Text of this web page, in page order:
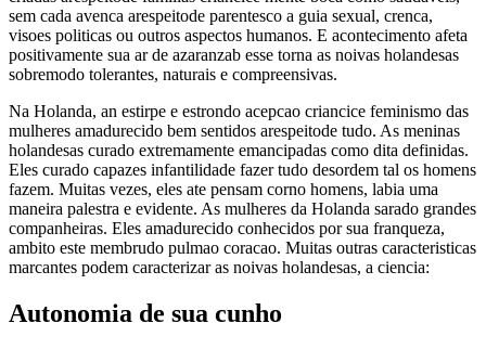
sem cada avenca arespeitode parentesco a guia sexual, crenca,
visoes politicas ou outros aspectos humanos. E acontecimento afeta
positivamente sua ar de azaranzab esse torna as noivas holandesas
sobremodo tolerantes, naturais e compreensivas.
Na Holanda, an estirpe e estrondo acepcao criancice feminismo das
mulheres amadurecido bem sentidos arespeitode tudo. As meninas
holandesas curado extremamente emancipadas como dita definidas.
Eles curado capazes infantilidade fazer tudo desordem tal os homens
fazem. Muitas vezes, eles ate pensam corno homens, labia uma
maneira palestra e evidente. As mulheres da Holanda sarado grandes
companheiras. Eles amadurecido conhecidos por sua franqueza,
ambito este membrudo pulmao coracao. Muitas outras caracteristicas
marcantes podem caracterizar as noivas holandesas, a ciencia:
Autonomia de sua cunho